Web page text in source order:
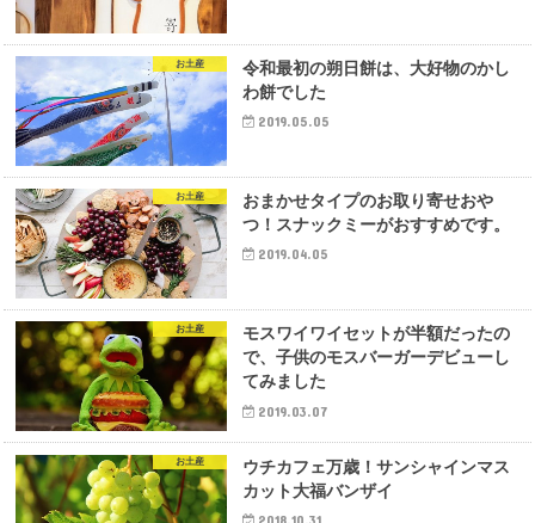
お土産
令和最初の朔日餅は、大好物のかし
わ餅でした
2019.05.05
お土産
おまかせタイプのお取り寄せおや
つ！スナックミーがおすすめです。
2019.04.05
お土産
モスワイワイセットが半額だったの
で、子供のモスバーガーデビューし
てみました
2019.03.07
お土産
ウチカフェ万歳！サンシャインマス
カット大福バンザイ
2018.10.31